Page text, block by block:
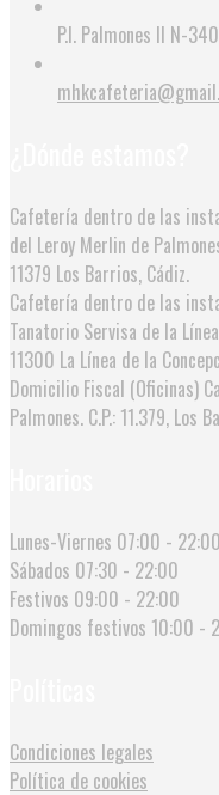
P.I. Palmones II N-
Cafetería dentro de las
del Leroy Merlin de
11379 Los Barrios, Cádiz.
Cafetería dentro de las
Tanatorio Servisa de la
11300 La Línea de la
Domicilio Fiscal (Oficinas)
Palmones. C.P.: 11.379, Los
Lunes-Viernes 07:00 - 22:00
Sábados 07:30 - 22:00
Festivos 09:00 - 22:00
Domingos festivos 10:00 -
Condiciones legales
Política de cookies